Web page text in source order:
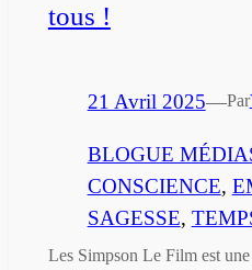
tous !
21 Avril 2025—Par
BLOGUE
CONSCIENCE,
SAGESSE,
Les Simpson Le Film est